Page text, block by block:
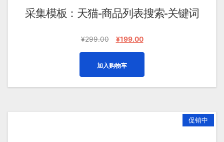
采集模板：天猫-商品列表搜索-关键词
¥299.00
原
¥299.00。
¥199.00当
为：
¥199.00。
加入购物车
促销中